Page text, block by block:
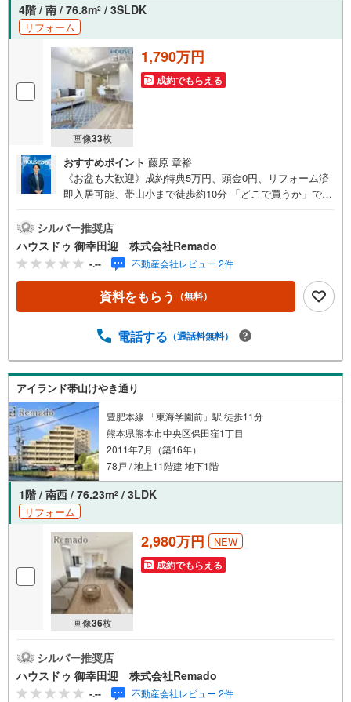
4階 / 南 / 76.8m2 / 3SLDK
リフォーム
画像33枚
1,790万円
成約でもらえる
おすすめポイント 藤原 章裕
《お盆も大歓迎》成約特典5万円、頭金0円、リフォーム済
即入居可能、帯山小まで徒歩約10分 「どこで買うか」で、
以上に 「パートナー選び」が重要です！■ご成約特典5万
円以内の家具家電プレゼント ※当社からの指定はありませ
ん■購入総額を抑える3つのご提案（1）価格交渉に自信あ
り（2）太陽光等のオプション費用も相見積り（3）提携銀
行多数で条件の良い銀行を選べます＼＼キャンペーン実施
中//『購入総額の限界へ挑戦』売主様との価格交渉もお任せ
の内覧ツアー・現地または現地周辺やご希望の場所での待
中古・マンションを窓口ひとつで比較・内覧■九州No.1の
実績・ハウスドゥ全国大会2025 九州エリア売買件数・売
上高1位・Google口コミランキング 「熊本県 不動産売
買」1位＼＼お客様の声を参考に失敗しない家探しを //
シルバー推奨店
ハウスドゥ 御幸田迎 株式会社Remado
-.-- 不動産会社レビュー 2件
資料をもらう （無料）
電話する （通話料無料）
アイランド帯山けやき通り
豊肥本線 「東海学園前」駅 徒歩11分
熊本県熊本市中央区保田窪1丁目
2011年7月（築16年）
78戸 / 地上11階建 地下1階
1階 / 南西 / 76.23m2 / 3LDK
リフォーム
画像36枚
2,980万円 NEW
成約でもらえる
シルバー推奨店
ハウスドゥ 御幸田迎 株式会社Remado
-.-- 不動産会社レビュー 2件